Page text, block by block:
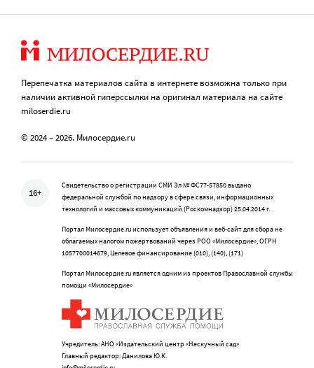
Перепечатка материалов сайта в интернете возможна только при
наличии активной гиперссылки на оригинал материала на сайте
miloserdie.ru
© 2024 – 2026. Милосердие.ru
16+
Свидетельство о регистрации СМИ Эл № ФС77-57850 выдано
федеральной службой по надзору в сфере связи, информационных
технологий и массовых коммуникаций (Роскомнадзор) 25.04.2014 г.
Портал Милосердие.ru использует объявления и веб-сайт для сбора не
облагаемых налогом пожертвований через РОО «Милосердие», ОГРН
1057700014679, Целевое финансирование (010), (140), (171)
Портал Милосердие.ru является одним из проектов Православной службы
помощи «Милосердие»
Учредитель: АНО «Издательский центр «Нескучный сад»
Главный редактор: Данилова Ю.К.